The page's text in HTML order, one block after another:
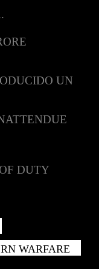
UN
DUTY
WARFARE